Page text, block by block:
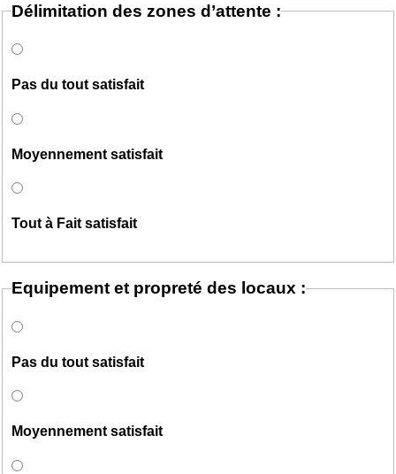
Délimitation des zones d’attente :
Pas du tout satisfait
Moyennement satisfait
Tout à Fait satisfait
Equipement et propreté des locaux :
Pas du tout satisfait
Moyennement satisfait